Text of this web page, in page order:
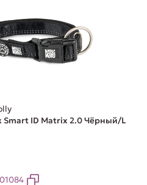
ID Matrix 2.0 Чёрный/L